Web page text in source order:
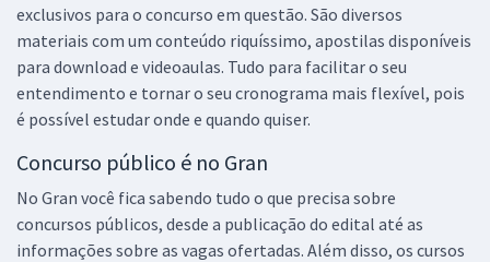
exclusivos para o concurso em questão. São diversos
materiais com um conteúdo riquíssimo, apostilas disponíveis
para download e videoaulas. Tudo para facilitar o seu
entendimento e tornar o seu cronograma mais flexível, pois
é possível estudar onde e quando quiser.
Concurso público é no Gran
No Gran você fica sabendo tudo o que precisa sobre
concursos públicos, desde a publicação do edital até as
informações sobre as vagas ofertadas. Além disso, os cursos